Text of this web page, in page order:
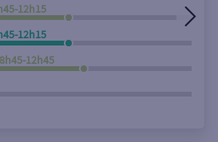
12h15
12h15
12h45